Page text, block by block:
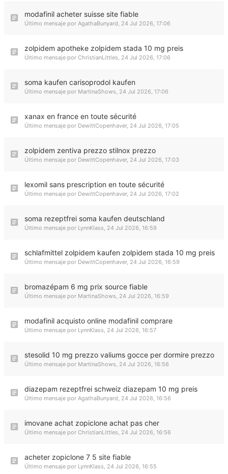
modafinil acheter suisse site fiable
Último mensaje por AgathaBunyard, 24 Jul 2026, 17:06
zolpidem apotheke zolpidem stada 10 mg preis
Último mensaje por ChristianLittles, 24 Jul 2026, 17:06
soma kaufen carisoprodol kaufen
Último mensaje por MartinaShows, 24 Jul 2026, 17:06
xanax en france en toute sécurité
Último mensaje por DewittCopenhaver, 24 Jul 2026, 17:05
zolpidem zentiva prezzo stilnox prezzo
Último mensaje por DewittCopenhaver, 24 Jul 2026, 17:03
lexomil sans prescription en toute sécurité
Último mensaje por DewittCopenhaver, 24 Jul 2026, 17:02
soma rezeptfrei soma kaufen deutschland
Último mensaje por LynnKlass, 24 Jul 2026, 16:59
schlafmittel zolpidem kaufen zolpidem stada 10 mg preis
Último mensaje por DewittCopenhaver, 24 Jul 2026, 16:59
bromazépam 6 mg prix source fiable
Último mensaje por MartinaShows, 24 Jul 2026, 16:59
modafinil acquisto online modafinil comprare
Último mensaje por LynnKlass, 24 Jul 2026, 16:57
stesolid 10 mg prezzo valiums gocce per dormire prezzo
Último mensaje por MartinaShows, 24 Jul 2026, 16:56
diazepam rezeptfrei schweiz diazepam 10 mg preis
Último mensaje por AgathaBunyard, 24 Jul 2026, 16:56
imovane achat zopiclone achat pas cher
Último mensaje por ChristianLittles, 24 Jul 2026, 16:56
acheter zopiclone 7 5 site fiable
Último mensaje por LynnKlass, 24 Jul 2026, 16:55